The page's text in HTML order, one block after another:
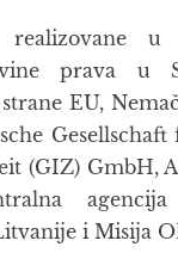
realizovane u
prava u
EU,
(GIZ) GmbH,
i Misija